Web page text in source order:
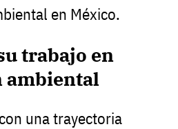
en México.
trabajo en
ambiental
una trayectoria